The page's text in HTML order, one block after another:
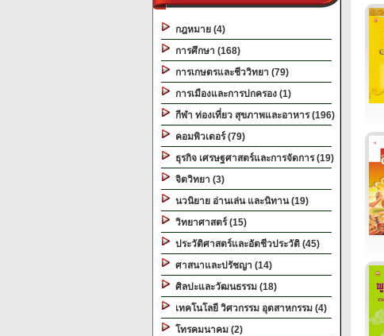
กฎหมาย (4)
การศึกษา (168)
การเกษตรและชีววิทยา (79)
การเมืองและการปกครอง (1)
กีฬา ท่องเที่ยว สุขภาพและอาหาร (196)
คอมพิวเตอร์ (79)
ธุรกิจ เศรษฐศาสตร์และการจัดการ (19)
จิตวิทยา (3)
นวนิยาย อ่านเล่น และนิทาน (19)
วิทยาศาสตร์ (15)
ประวัติศาสตร์และอัตชีวประวัติ (45)
ศาสนาและปรัชญา (14)
ศิลปะและวัฒนธรรม (18)
เทคโนโลยี วิศวกรรม อุตสาหกรรม (4)
โทรคมนาคม (2)